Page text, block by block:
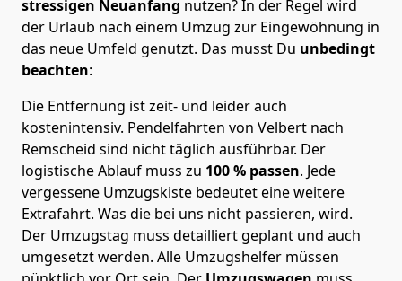
stressigen Neuanfang nutzen? In der Regel wird
der Urlaub nach einem Umzug zur Eingewöhnung in
das neue Umfeld genutzt. Das musst Du unbedingt
beachten:
Die Entfernung ist zeit- und leider auch
kostenintensiv. Pendelfahrten von Velbert nach
Remscheid sind nicht täglich ausführbar. Der
logistische Ablauf muss zu 100 % passen. Jede
vergessene Umzugskiste bedeutet eine weitere
Extrafahrt. Was die bei uns nicht passieren, wird.
Der Umzugstag muss detailliert geplant und auch
umgesetzt werden. Alle Umzugshelfer müssen